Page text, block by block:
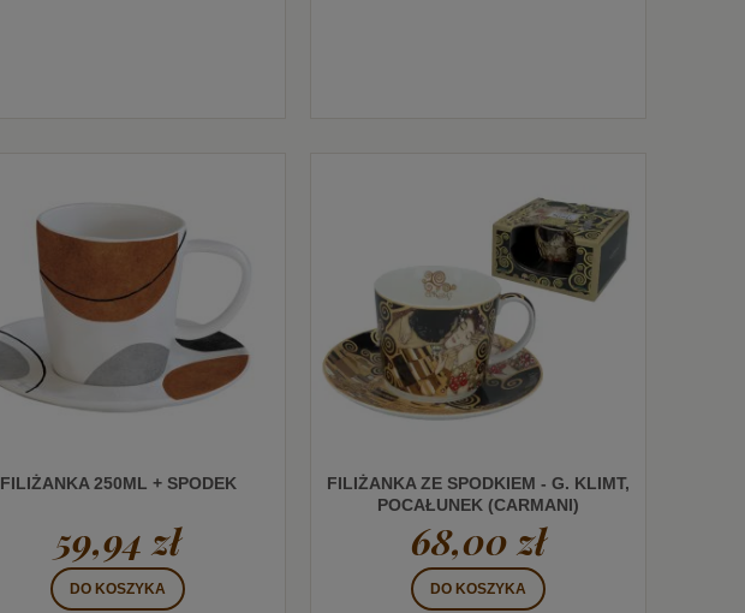
FILIŻANKA 250ML + SPODEK
59,94 zł
DO KOSZYKA
FILIŻANKA ZE SPODKIEM - G. KLIMT,
POCAŁUNEK (CARMANI)
68,00 zł
DO KOSZYKA